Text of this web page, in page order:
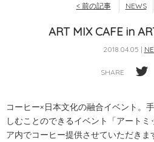
< 前の記事 NEWS
ART MIX CAFE in
2018.04.05 |
SHARE
コーヒー×日本文化の融合イベント。
しむことのできるイベント「アート
ア内でコーヒー提供させていただきま